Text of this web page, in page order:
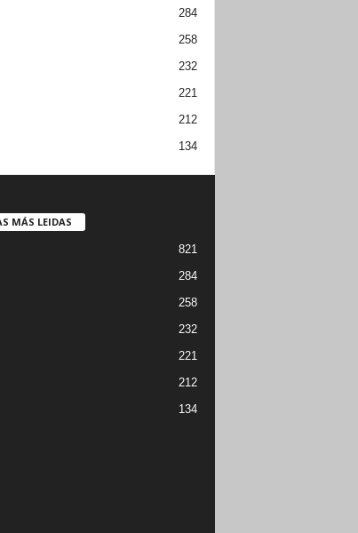
284
258
232
221
212
134
MÁS LEIDAS
821
284
258
232
221
212
134